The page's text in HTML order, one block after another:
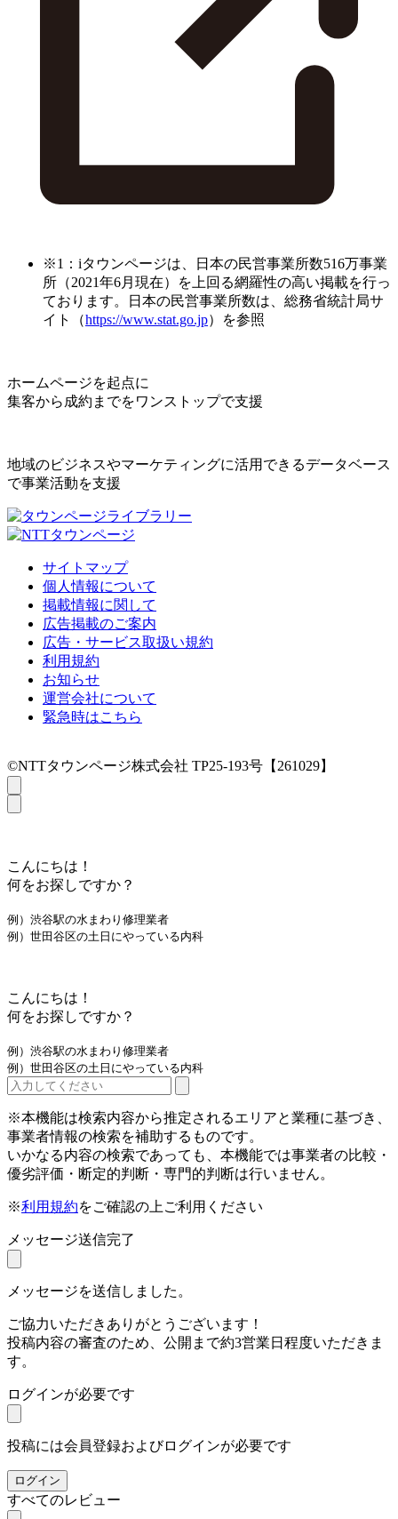
※1：iタウンページは、日本の民営事業所数516万事業
所（2021年6月現在）を上回る網羅性の高い掲載を行っ
ております。日本の民営事業所数は、総務省統計局サ
イト（https://www.stat.go.jp）を参照
ホームページを起点に
集客から成約までをワンストップで支援
地域のビジネスやマーケティングに活用できるデータベース
で事業活動を支援
サイトマップ
個人情報について
掲載情報に関して
広告掲載のご案内
広告・サービス取扱い規約
利用規約
お知らせ
運営会社について
緊急時はこちら
©NTTタウンページ株式会社 TP25-193号【261029】
こんにちは！
何をお探しですか？
例）渋谷駅の水まわり修理業者
例）世田谷区の土日にやっている内科
こんにちは！
何をお探しですか？
例）渋谷駅の水まわり修理業者
例）世田谷区の土日にやっている内科
※本機能は検索内容から推定されるエリアと業種に基づき、
事業者情報の検索を補助するものです。
いかなる内容の検索であっても、本機能では事業者の比較・
優劣評価・断定的判断・専門的判断は行いません。
※利用規約をご確認の上ご利用ください
メッセージ送信完了
メッセージを送信しました。
ご協力いただきありがとうございます！
投稿内容の審査のため、公開まで約3営業日程度いただきま
す。
ログインが必要です
投稿には会員登録およびログインが必要です
ログイン
すべてのレビュー